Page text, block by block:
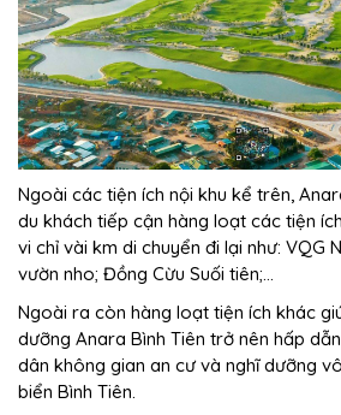
Ngoài các tiện ích nội khu kể trên,
du khách tiếp cận hàng loạt các tiện
vi chỉ vài km di chuyển đi lại như: VQG
vườn nho; Đồng Cừu Suối tiên;…
Ngoài ra còn hàng loạt tiện ích khác
dưỡng Anara Bình Tiên trở nên hấp
dân không gian an cư và nghĩ dưỡng
biển Bình Tiên.